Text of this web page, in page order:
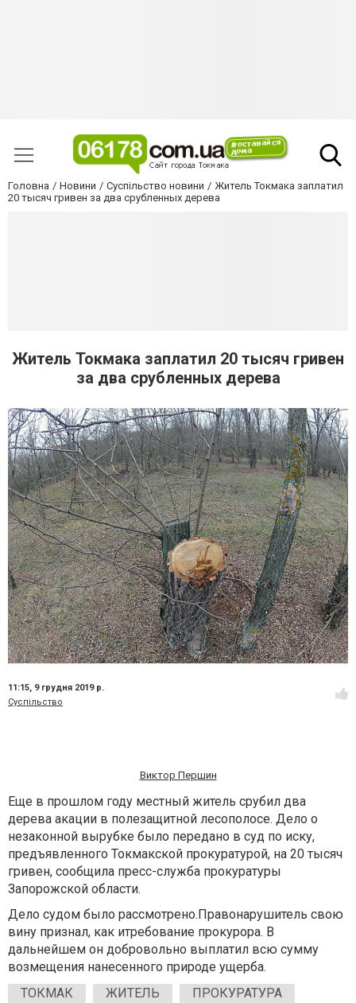
Головна Новини Суспільство новини
Житель Токмака заплатил
20 тысяч гривен за два срубленных дерева
Житель Токмака заплатил 20 тысяч гривен
за два срубленных дерева
11:15, 9 грудня 2019 р.
Суспільство
Виктор Першин
Еще в прошлом году местный житель срубил два
дерева акации в полезащитной лесополосе. Дело о
незаконной вырубке было передано в суд по иску,
предъявленного Токмакской прокуратурой, на 20 тысяч
гривен, сообщила пресс-служба прокуратуры
Запорожской области.
Дело судом было рассмотрено.Правонарушитель свою
вину признал, как итребование прокурора. В
дальнейшем он добровольно выплатил всю сумму
возмещения нанесенного природе ущерба.
ТОКМАК
ЖИТЕЛЬ
ПРОКУРАТУРА